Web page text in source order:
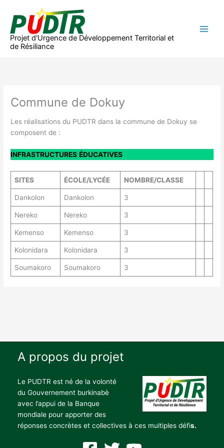
contenu
Projet d'Urgence de Développement Territorial et
de Résiliance
Commune de Dokuy
Les réalisations du PUDTR dans la commune de Dokuy se
composent de :
INFRASTRUCTURES ÉDUCATIVES
SITES ÉCOLE/LYCÉE NOMBRE/CLASSE
Dankolon Dankolon 3
Nereko Nereko 3
Kemenso Kemenso 3
Kolonidara Kolonidara 3
Soumakoro Soumakoro 3
A propos du projet
Le PUDTR est né de la volonté
du Gouvernement burkinabè
avec l’appui de la Banque
mondiale pour apporter des
réponses concrètes et collectives à ces multiples défis.